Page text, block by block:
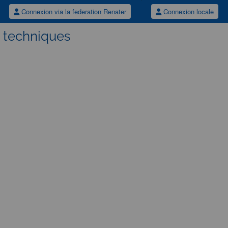
Connexion via la federation Renater Connexion locale